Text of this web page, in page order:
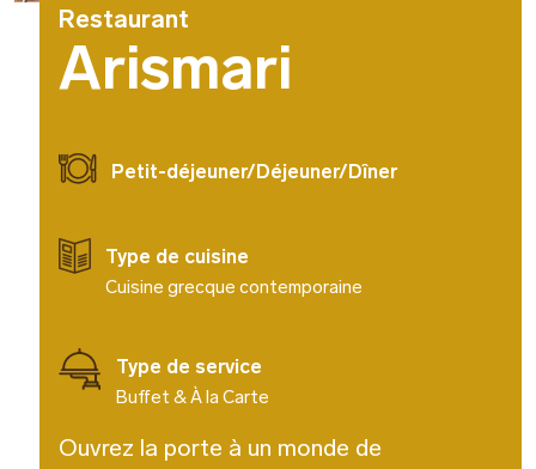
Restaurant
Arismari
Ouvrez la porte à un monde de
Petit-déjeuner/Déjeuner/Dîner
Type de cuisine
Cuisine grecque contemporaine
Type de service
Buffet & À la Carte